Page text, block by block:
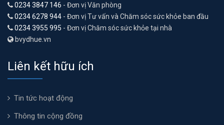
0234 3847 146 - Đơn vị Văn phòng
0234 6278 944 - Đơn vị Tư vấn và Chăm sóc sức khỏe ban đầu
0234 3955 995 - Đơn vị Chăm sóc sức khỏe tại nhà
bvydhue.vn
Liên kết hữu ích
Tin tức hoạt động
Thông tin cộng đồng